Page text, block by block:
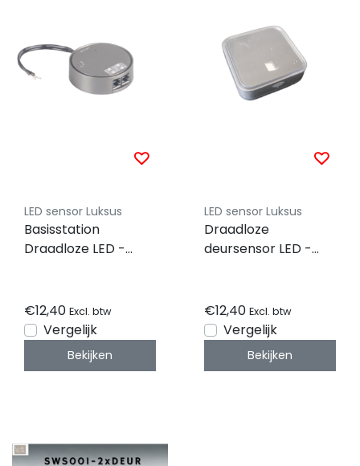
LED sensor Luksus
Basisstation
Draadloze LED -
€12,40 Excl. btw
Vergelijk
Bekijken
LED sensor Luksus
Draadloze
deursensor LED -
€12,40 Excl. btw
Vergelijk
Bekijken